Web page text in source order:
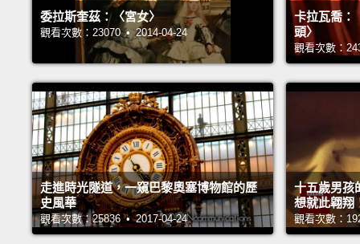
委拉斯奎茲：〈宮女〉
觀看次數：23070 • 2014-04-24
卡拉瓦喬：
頭〉
觀看次數：
走進時光隧道，一窺巴黎奧塞博物館的歷
史風華
觀看次數：25836 • 2017-04-24
十五歲男孩
想就此翱翔
觀看次數：